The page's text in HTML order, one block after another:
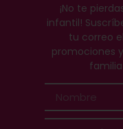
¡No te
infantil!
tu correo
promociones
familia